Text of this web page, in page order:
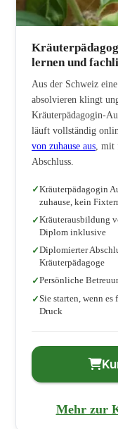
lernen und
Aus der Schweiz
absolvieren klingt
Kräuterpädagogin-
läuft vollständig
von zuhause aus ,
Abschluss.
Kräuterpädagogin
zuhause, kein
Kräuterausbildung
Diplom inklusive
Diplomierter
Kräuterpädagoge
Persönliche
Sie starten, wenn
Druck
Mehr zur